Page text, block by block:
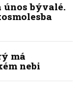
únos bývalé.
má
nebi